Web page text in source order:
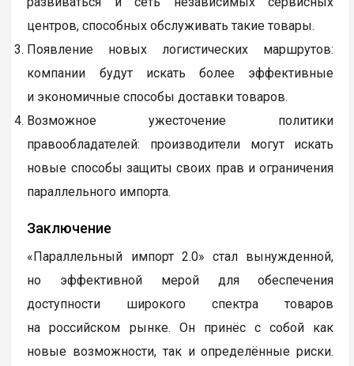
центров, способных обслуживать такие товары.
Появление новых логистических маршрутов:
компании будут искать более эффективные
и экономичные способы доставки товаров.
Возможное ужесточение политики
правообладателей: производители могут искать
новые способы защиты своих прав и ограничения
параллельного импорта.
Заключение
«Параллельный импорт 2.0» стал вынужденной,
но эффективной мерой для обеспечения
доступности широкого спектра товаров
на российском рынке. Он принёс с собой как
новые возможности, так и определённые риски.